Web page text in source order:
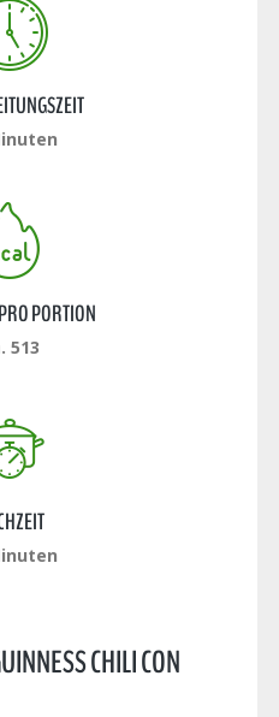
PORTION
513
CHILI CON